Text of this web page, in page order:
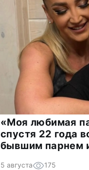
«Моя любимая
спустя 22 года
бывшим парнем
5 августа 175